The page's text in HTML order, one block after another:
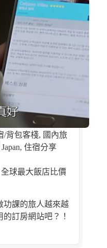
/背包客棧, 國內旅
, 住宿分享
球最大飯店比價
功課的旅人越來越
訂房網站吧？！